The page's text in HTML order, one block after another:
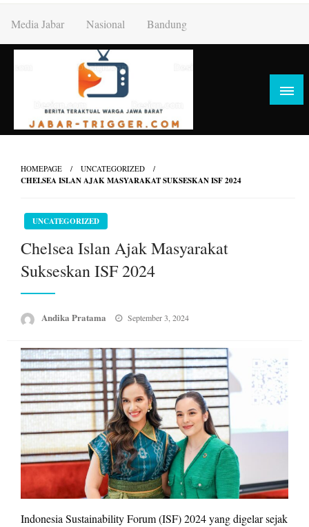
content
Media Jabar Nasional Bandung
HOMEPAGE UNCATEGORIZED
CHELSEA ISLAN AJAK MASYARAKAT SUKSESKAN ISF 2024
UNCATEGORIZED
Chelsea Islan Ajak Masyarakat
Sukseskan ISF 2024
Andika Pratama
Posted
September 3, 2024
Indonesia Sustainability Forum (ISF) 2024 yang digelar sejak